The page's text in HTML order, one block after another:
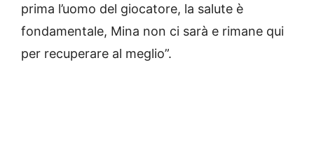
prima l’uomo del giocatore, la salute è
fondamentale, Mina non ci sarà e rimane qui
per recuperare al meglio”.